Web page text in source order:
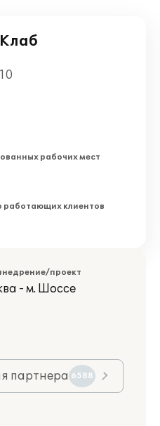
рабочих мест
работающих клиентов
проект
- м. Шоссе
партнера 6588